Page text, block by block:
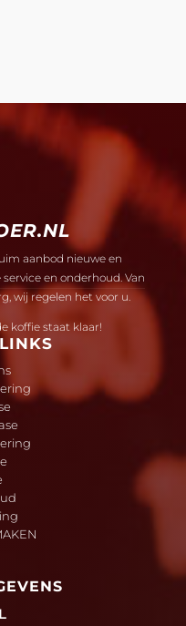
aanbod nieuwe en
en onderhoud. Van
wij regelen het voor u.
koffie staat klaar!